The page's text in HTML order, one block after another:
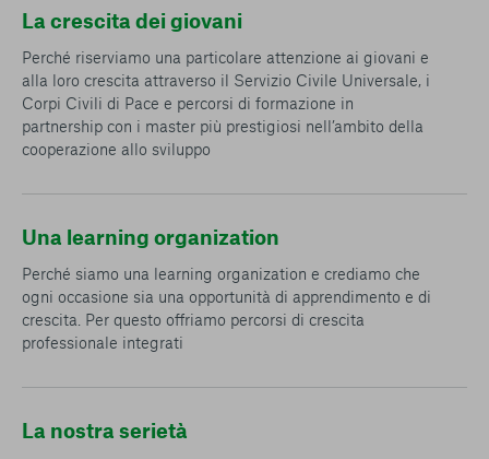
La crescita dei giovani
Perché riserviamo una particolare attenzione ai giovani e
alla loro crescita attraverso il Servizio Civile Universale, i
Corpi Civili di Pace e percorsi di formazione in
partnership con i master più prestigiosi nell’ambito della
cooperazione allo sviluppo
Una learning organization
Perché siamo una learning organization e crediamo che
ogni occasione sia una opportunità di apprendimento e di
crescita. Per questo offriamo percorsi di crescita
professionale integrati
La nostra serietà